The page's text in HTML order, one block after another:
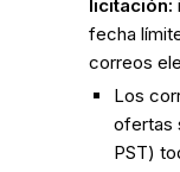
licitación:
fecha
correos
Los
ofertas
PST)